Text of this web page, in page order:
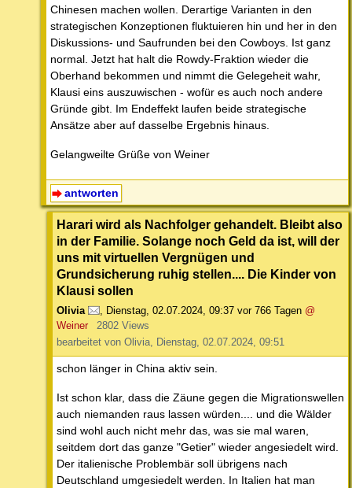
Chinesen machen wollen. Derartige Varianten in den
strategischen Konzeptionen fluktuieren hin und her in den
Diskussions- und Saufrunden bei den Cowboys. Ist ganz
normal. Jetzt hat halt die Rowdy-Fraktion wieder die
Oberhand bekommen und nimmt die Gelegeheit wahr,
Klausi eins auszuwischen - wofür es auch noch andere
Gründe gibt. Im Endeffekt laufen beide strategische
Ansätze aber auf dasselbe Ergebnis hinaus.
Gelangweilte Grüße von Weiner
antworten
Harari wird als Nachfolger gehandelt. Bleibt also
in der Familie. Solange noch Geld da ist, will der
uns mit virtuellen Vergnügen und
Grundsicherung ruhig stellen.... Die Kinder von
Klausi sollen
Olivia , Dienstag, 02.07.2024, 09:37 vor 766 Tagen @
Weiner
2802 Views
bearbeitet von Olivia, Dienstag, 02.07.2024, 09:51
schon länger in China aktiv sein.
Ist schon klar, dass die Zäune gegen die Migrationswellen
auch niemanden raus lassen würden.... und die Wälder
sind wohl auch nicht mehr das, was sie mal waren,
seitdem dort das ganze "Getier" wieder angesiedelt wird.
Der italienische Problembär soll übrigens nach
Deutschland umgesiedelt werden. In Italien hat man